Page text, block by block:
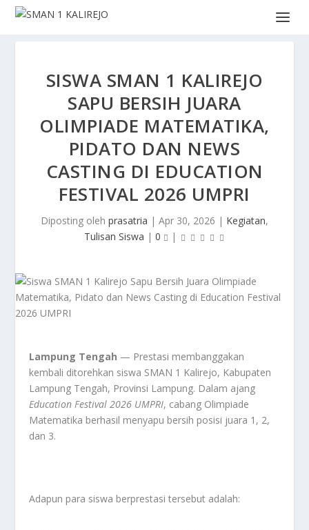
SISWA SMAN 1 KALIREJO
SAPU BERSIH JUARA
OLIMPIADE MATEMATIKA,
PIDATO DAN NEWS
CASTING DI EDUCATION
FESTIVAL 2026 UMPRI
Diposting oleh prasatria | Apr 30, 2026 | Kegiatan,
Tulisan Siswa | 0 |
Lampung Tengah — Prestasi membanggakan
kembali ditorehkan siswa SMAN 1 Kalirejo, Kabupaten
Lampung Tengah, Provinsi Lampung. Dalam ajang
Education Festival 2026 UMPRI, cabang Olimpiade
Matematika berhasil menyapu bersih posisi juara 1, 2,
dan 3.
Adapun para siswa berprestasi tersebut adalah: